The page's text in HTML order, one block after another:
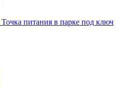
Точка питания в парке под ключ